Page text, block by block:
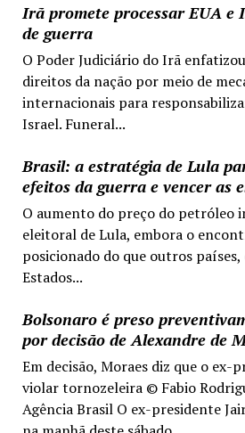
Irã promete processar EUA e
de guerra
O Poder Judiciário do Irã
direitos da nação por meio de
internacionais para
Israel. Funeral...
Brasil: a estratégia de Lula
efeitos da guerra e vencer as
O aumento do preço do petróleo
eleitoral de Lula, embora o
posicionado do que outros
Estados...
Bolsonaro é preso
por decisão de Alexandre de
Em decisão, Moraes diz que o ex-
violar tornozeleira © Fabio
Agência Brasil O ex-presidente